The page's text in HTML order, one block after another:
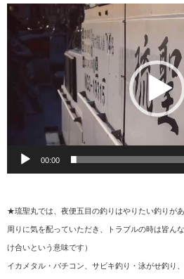
動
00:00
★琉聖丸では、夜便五目の釣りはやりたい釣りが
周りに気を配っていただき、トラブルの時は皆ん
け合いという意味です）
イカメタル・バチコン、サビキ釣り・泳がせ釣り